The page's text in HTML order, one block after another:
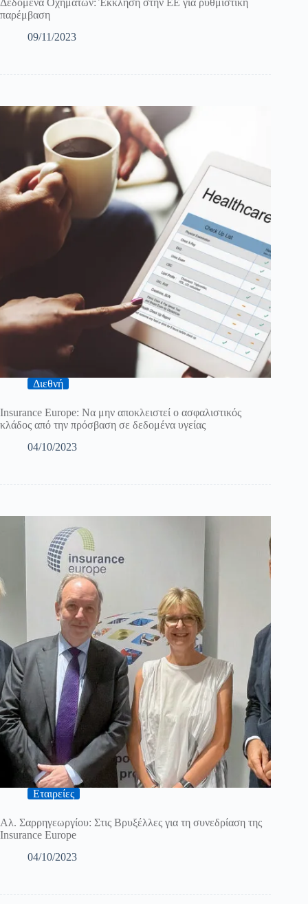
παρέμβαση
09/11/2023
Διεθνή
Insurance Europe: Να μην αποκλειστεί ο ασφαλιστικός
κλάδος από την πρόσβαση σε δεδομένα υγείας
04/10/2023
Εταιρείες
Αλ. Σαρρηγεωργίου: Στις Βρυξέλλες για τη συνεδρίαση της
Insurance Europe
04/10/2023